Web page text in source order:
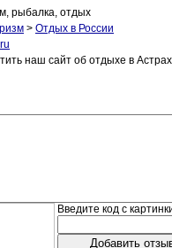
рыбалка, отдых
> Отдых в России
наш сайт об отдыхе в
Введите код с